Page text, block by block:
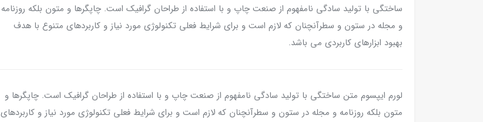
ساختگی با تولید سادگی نامفهوم از صنعت چاپ و با استفاده از طراحان گرافیک است. چاپگرها و متون بلکه روزنامه
و مجله در ستون و سطرآنچنان که لازم است و برای شرایط فعلی تکنولوژی مورد نیاز و کاربردهای متنوع با هدف
بهبود ابزارهای کاربردی می باشد.
لورم ایپسوم متن ساختگی با تولید سادگی نامفهوم از صنعت چاپ و با استفاده از طراحان گرافیک است. چاپگرها و
متون بلکه روزنامه و مجله در ستون و سطرآنچنان که لازم است و برای شرایط فعلی تکنولوژی مورد نیاز و کاربردهای